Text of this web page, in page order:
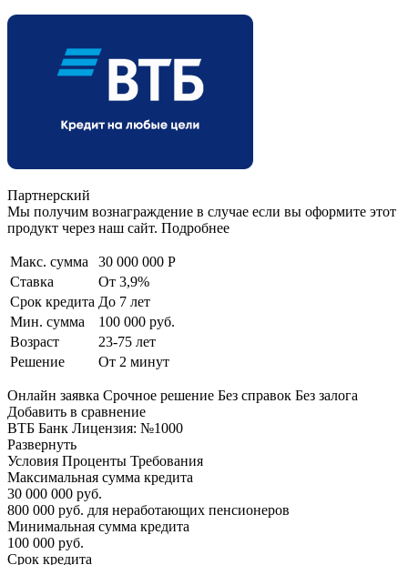
Партнерский
Мы получим вознаграждение в случае если вы оформите этот
продукт через наш сайт. Подробнее
Макс. сумма
30 000 000 Р
Ставка
От 3,9%
Срок кредита До 7 лет
Мин. сумма
100 000 руб.
Возраст
23-75 лет
Решение
От 2 минут
Онлайн заявка Срочное решение Без справок Без залога
Добавить в сравнение
ВТБ Банк Лицензия: №1000
Развернуть
Условия Проценты Требования
Максимальная сумма кредита
30 000 000 руб.
800 000 руб. для неработающих пенсионеров
Минимальная сумма кредита
100 000 руб.
Срок кредита